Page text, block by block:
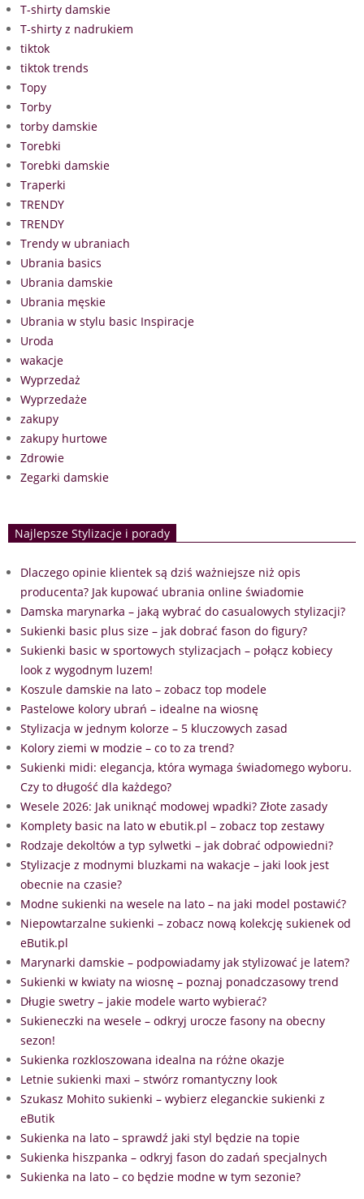
T-shirty damskie
T-shirty z nadrukiem
tiktok
tiktok trends
Topy
Torby
torby damskie
Torebki
Torebki damskie
Traperki
TRENDY
TRENDY
Trendy w ubraniach
Ubrania basics
Ubrania damskie
Ubrania męskie
Ubrania w stylu basic Inspiracje
Uroda
wakacje
Wyprzedaż
Wyprzedaże
zakupy
zakupy hurtowe
Zdrowie
Zegarki damskie
Najlepsze Stylizacje i porady
Dlaczego opinie klientek są dziś ważniejsze niż opis
producenta? Jak kupować ubrania online świadomie
Damska marynarka – jaką wybrać do casualowych stylizacji?
Sukienki basic plus size – jak dobrać fason do figury?
Sukienki basic w sportowych stylizacjach – połącz kobiecy
look z wygodnym luzem!
Koszule damskie na lato – zobacz top modele
Pastelowe kolory ubrań – idealne na wiosnę
Stylizacja w jednym kolorze – 5 kluczowych zasad
Kolory ziemi w modzie – co to za trend?
Sukienki midi: elegancja, która wymaga świadomego wyboru.
Czy to długość dla każdego?
Wesele 2026: Jak uniknąć modowej wpadki? Złote zasady
Komplety basic na lato w ebutik.pl – zobacz top zestawy
Rodzaje dekoltów a typ sylwetki – jak dobrać odpowiedni?
Stylizacje z modnymi bluzkami na wakacje – jaki look jest
obecnie na czasie?
Modne sukienki na wesele na lato – na jaki model postawić?
Niepowtarzalne sukienki – zobacz nową kolekcję sukienek od
eButik.pl
Marynarki damskie – podpowiadamy jak stylizować je latem?
Sukienki w kwiaty na wiosnę – poznaj ponadczasowy trend
Długie swetry – jakie modele warto wybierać?
Sukieneczki na wesele – odkryj urocze fasony na obecny
sezon!
Sukienka rozkloszowana idealna na różne okazje
Letnie sukienki maxi – stwórz romantyczny look
Szukasz Mohito sukienki – wybierz eleganckie sukienki z
eButik
Sukienka na lato – sprawdź jaki styl będzie na topie
Sukienka hiszpanka – odkryj fason do zadań specjalnych
Sukienka na lato – co będzie modne w tym sezonie?